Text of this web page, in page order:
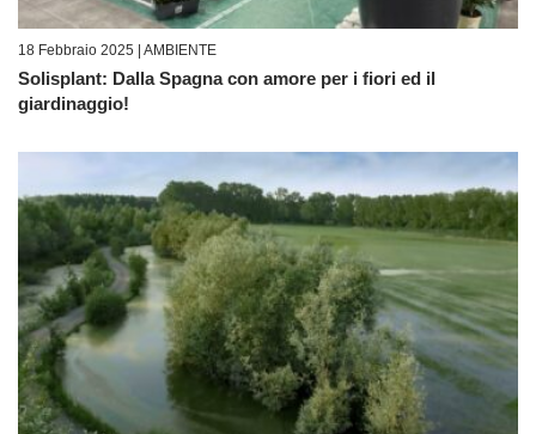
18 Febbraio 2025 | AMBIENTE
Solisplant: Dalla Spagna con amore per i fiori ed il
giardinaggio!